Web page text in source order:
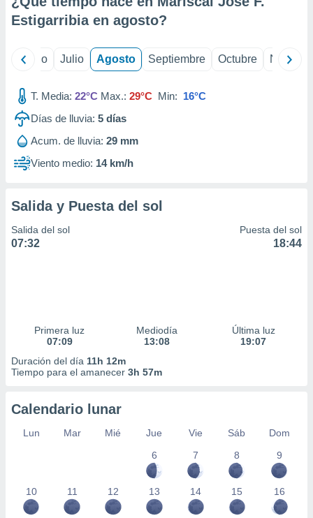
e
publicidad
publicidad
de
Estigarribia en agosto?
Junio Julio Agosto Septiembre Octubre
T. Media: 22°C Max.: 29°C Min: 16°C
Días de lluvia: 5 días
Acum. de lluvia: 29 mm
Viento medio: 14 km/h
Salida y Puesta del sol
Salida del sol
07:32
Puesta del sol
18:44
Primera luz
07:09
Mediodía
13:08
Última luz
19:07
Duración del día 11h 12m
Tiempo para el amanecer 3h 57m
Calendario lunar
Lun Mar Mié Jue Vie Sáb
Dom
6
7 8 9
10 11 12 13 14 15 16